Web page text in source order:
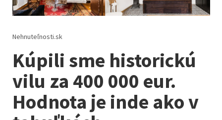
Nehnuteľnosti.sk
Kúpili sme historickú
vilu za 400 000 eur.
Hodnota je inde ako v